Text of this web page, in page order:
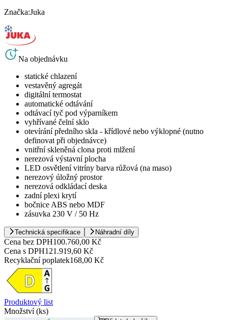
Značka:Juka
Na objednávku
statické chlazení
vestavěný agregát
digitální termostat
automatické odtávání
odtávací tyč pod výparníkem
vyhřívané čelní sklo
otevírání předního skla - křídlové nebo výklopné (nutno
definovat při objednávce)
vnitřní skleněná clona proti mlžení
nerezová výstavní plocha
LED osvětlení vitríny barva růžová (na maso)
nerezový úložný prostor
nerezová odkládací deska
zadní plexi krytí
bočnice ABS nebo MDF
zásuvka 230 V / 50 Hz
Technická specifikace Náhradní díly
Cena bez DPH100.760,00 Kč
Cena s DPH121.919,60 Kč
Recyklační poplatek168,00 Kč
Produktový list
Množství (ks)